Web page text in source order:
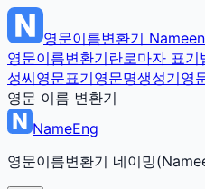
영문이름변환기
영문이름변환기란로마자 표기
성씨영문표기영문명생성기영
영문 이름 변환기
NameEng
영문이름변환기 네이밍